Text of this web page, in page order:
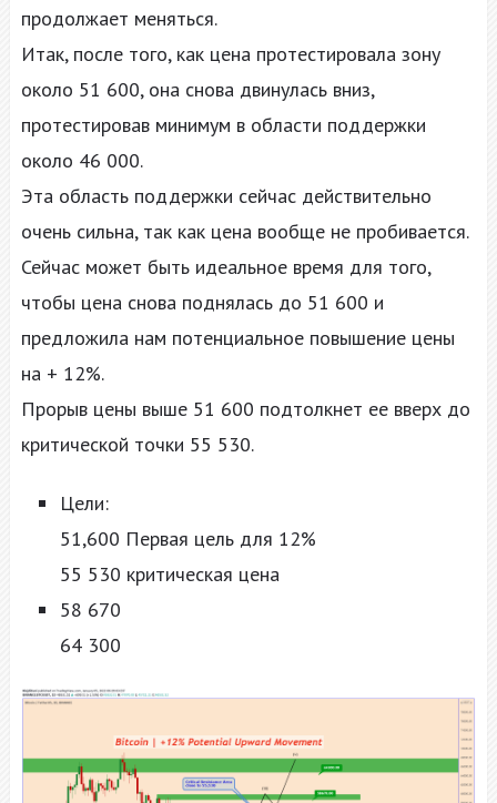
продолжает меняться.
Итак, после того, как цена протестировала зону
около 51 600, она снова двинулась вниз,
протестировав минимум в области поддержки
около 46 000.
Эта область поддержки сейчас действительно
очень сильна, так как цена вообще не пробивается.
Сейчас может быть идеальное время для того,
чтобы цена снова поднялась до 51 600 и
предложила нам потенциальное повышение цены
на + 12%.
Прорыв цены выше 51 600 подтолкнет ее вверх до
критической точки 55 530.
Цели:
51,600 Первая цель для 12%
55 530 критическая цена
58 670
64 300